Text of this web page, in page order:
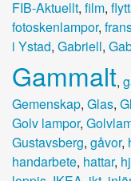
FIB-Aktuellt, film,
fotoskenlampor,
i Ystad, Gabriell,
Gammalt,
Gemenskap, Glas,
Golv lampor,
Gustavsberg, gåvor,
handarbete, hattar,